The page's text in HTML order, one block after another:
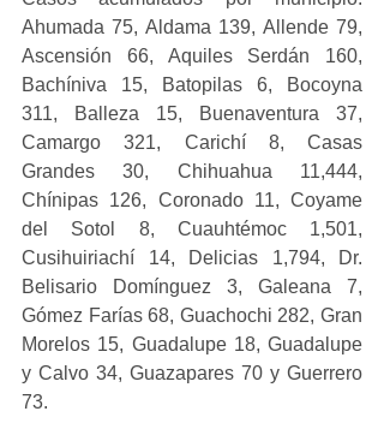
Ahumada 75, Aldama 139, Allende 79,
Ascensión 66, Aquiles Serdán 160,
Bachíniva 15, Batopilas 6, Bocoyna
311, Balleza 15, Buenaventura 37,
Camargo 321, Carichí 8, Casas
Grandes 30, Chihuahua 11,444,
Chínipas 126, Coronado 11, Coyame
del Sotol 8, Cuauhtémoc 1,501,
Cusihuiriachí 14, Delicias 1,794, Dr.
Belisario Domínguez 3, Galeana 7,
Gómez Farías 68, Guachochi 282, Gran
Morelos 15, Guadalupe 18, Guadalupe
y Calvo 34, Guazapares 70 y Guerrero
73.